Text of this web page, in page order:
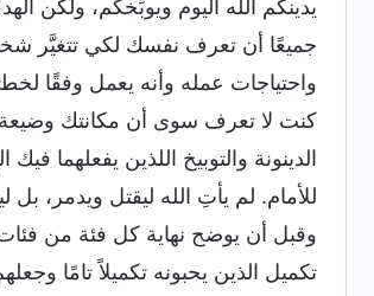
يدينكم الله اليوم ويوبِّخكم، ولكن
جميعًا أن تعرف نفسك لكي تتغيَّر
واحتياجات عمله وأنه يعمل وفقًا
كنت لا تعرف سوى أن مكانتك
الدينونة والتوبيخ اللذين يفعلهما
للأمام. لم يأتِ الله ليقتل ويدمر،
وقبل أن يوضح نهاية كل فئة من
تكميل الذين يحبونه تكميلاً تامًا